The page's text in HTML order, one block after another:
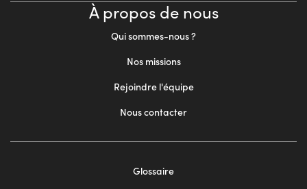
À propos de nous
Qui sommes-nous ?
Nos missions
Rejoindre l'équipe
Nous contacter
Glossaire